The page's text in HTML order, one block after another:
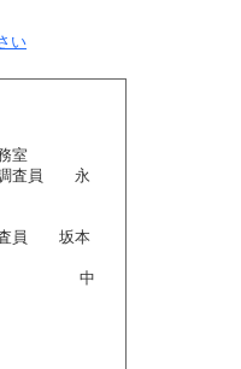
い
室
調査員 永
調査員 坂本
査員 中